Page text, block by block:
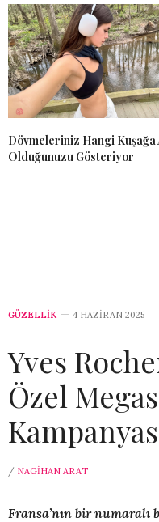
Dövmeleriniz Hangi Kuşağa
Olduğunuzu Gösteriyor
GÜZELLİK 4 HAZIRAN 2025
Yves
Özel
/ NAGIHAN ARAT
Fransa’nın bir numaralı